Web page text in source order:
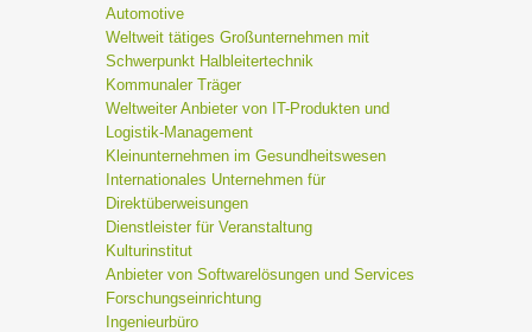
Automotive
Weltweit tätiges Großunternehmen mit
Schwerpunkt Halbleitertechnik
Kommunaler Träger
Weltweiter Anbieter von IT-Produkten und
Logistik-Management
Kleinunternehmen im Gesundheitswesen
Internationales Unternehmen für
Direktüberweisungen
Dienstleister für Veranstaltung
Kulturinstitut
Anbieter von Softwarelösungen und Services
Forschungseinrichtung
Ingenieurbüro